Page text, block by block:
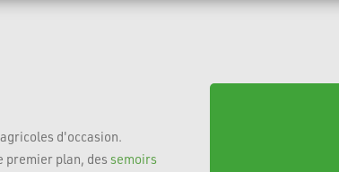
d'occasion.
premier plan, des semoirs